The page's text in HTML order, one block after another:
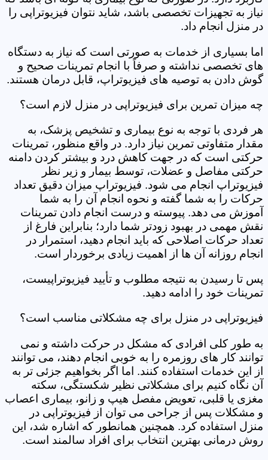
نیاز به تجهیزات تخصصی باشد، شاید نتوان فیزیوتراپی را
در منزل انجام داد.
اما بسیاری از خدمات به صورتی است که نیاز به دستگاه
های تخصصی نداشته و صرفاً با انجام تمرینات صحیح و
گوش دادن به توصیه های فیزیوتراپ، قابل درمان هستند.
چه میزان تمرین برای فیزیوتراپی در منزل لازم است؟
هر فردی با توجه به نوع بیماری و تشخیص پزشک، به
مقدار متفاوتی تمرین نیاز دارد. در واقع منظور، تمرینات
حرکتی است که در جهت کاهش درد و بیشتر کردن دامنه
حرکتی مفاصل و عضلات، توسط بیمار و زیر نظر
فیزیوتراپ انجام می شود. فیزیوتراپ میزان دقیق تعداد
حرکات را به شما گفته و نحوه انجام آن را به شما
آموزش می دهد. پیوسته و درست انجام دادن تمرینات
نقش مهمی در بهبود زودتر شما دارد؛ بنابراین فارغ از
تعداد حرکات اصلاحی که باید انجام دهید، استمرار در
انجام روزانه آن ها از اهمیت زیادی برخوردار است.
پس تا رسیدن به نتیجه مطلوب و تأیید فیزیوتراپیست،
تمرینات خود را ادامه دهید.
فیزیوتراپی در منزل برای چه مشکلاتی مناسب است؟
به طور کلی افرادی که مشکل در حرکت داشته و نمی
توانند کار های روزمره را به خوبی انجام دهند، می توانند
از این خدمات استفاده کنند. اما اگر بخواهیم جزئی تر به
آن نگاه کنیم برای مشکلاتی نظیر شکستگی، سکته
مغزی یا قلبی، تعویض مفصل هیپ و زانو، بیماری اعصاب
و مشکلات پس از جراحی می توان از فیزیوتراپی در
منزل استفاده کرد. همچنین همانطور که اشاره شد، این
روش درمانی بهترین انتخاب برای افراد سالمند است.